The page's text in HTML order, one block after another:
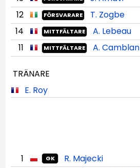
12
FÖRSVARARE
T. Zogbe
14
MITTFÄLTARE
A. Lebeau
11
MITTFÄLTARE A. Camblan
TRÄNARE
E. Roy
1 GK
R. Majecki